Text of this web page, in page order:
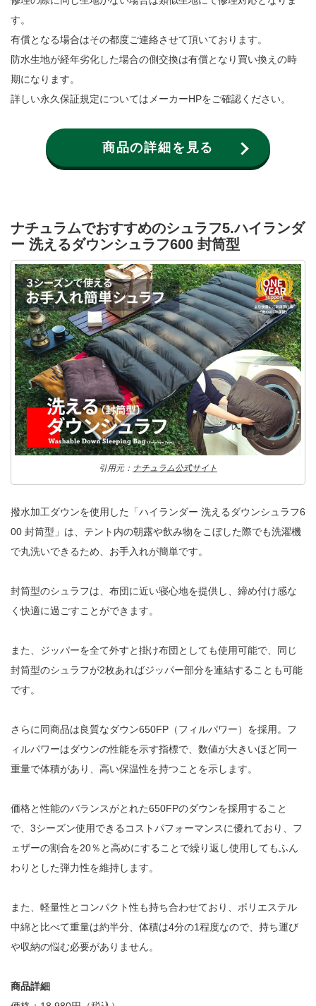
す。
有償となる場合はその都度ご連絡させて頂いております。
防水生地が経年劣化した場合の側交換は有償となり買い換えの時
期になります。
詳しい永久保証規定についてはメーカーHPをご確認ください。
商品の詳細を見る
ナチュラムでおすすめのシュラフ5.ハイランダ
ー 洗えるダウンシュラフ600 封筒型
引用元： ナチュラム公式サイト
撥水加工ダウンを使用した「ハイランダー 洗えるダウンシュラフ6
00 封筒型」は、テント内の朝露や飲み物をこぼした際でも洗濯機
で丸洗いできるため、お手入れが簡単です。
封筒型のシュラフは、布団に近い寝心地を提供し、締め付け感な
く快適に過ごすことができます。
また、ジッパーを全て外すと掛け布団としても使用可能で、同じ
封筒型のシュラフが2枚あればジッパー部分を連結することも可能
です。
さらに同商品は良質なダウン650FP（フィルパワー）を採用。フ
ィルパワーはダウンの性能を示す指標で、数値が大きいほど同一
重量で体積があり、高い保温性を持つことを示します。
価格と性能のバランスがとれた650FPのダウンを採用すること
で、3シーズン使用できるコストパフォーマンスに優れており、フ
ェザーの割合を20％と高めにすることで繰り返し使用してもふん
わりとした弾力性を維持します。
また、軽量性とコンパクト性も持ち合わせており、ポリエステル
中綿と比べて重量は約半分、体積は4分の1程度なので、持ち運び
や収納の悩む必要がありません。
商品詳細